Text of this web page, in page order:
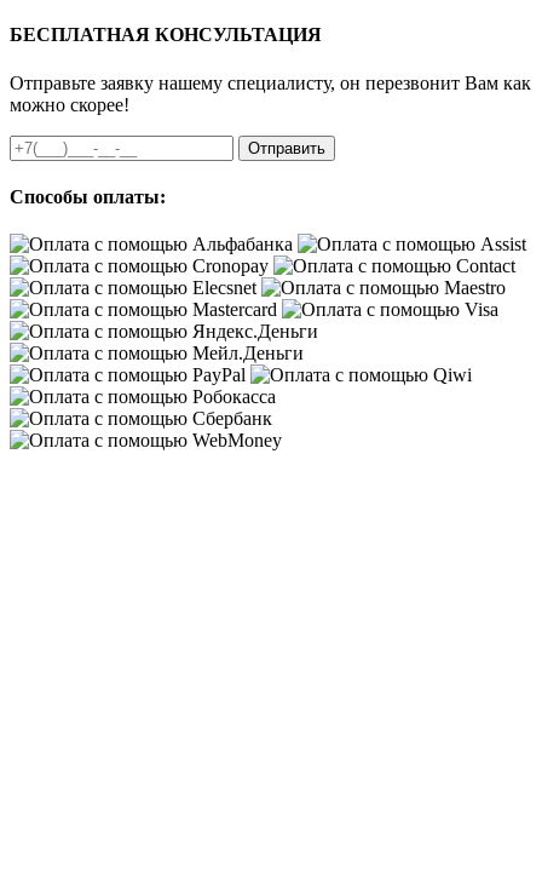
БЕСПЛАТНАЯ КОНСУЛЬТАЦИЯ
Отправьте заявку нашему специалисту, он перезвонит Вам как
можно скорее!
Отправить
Способы оплаты: